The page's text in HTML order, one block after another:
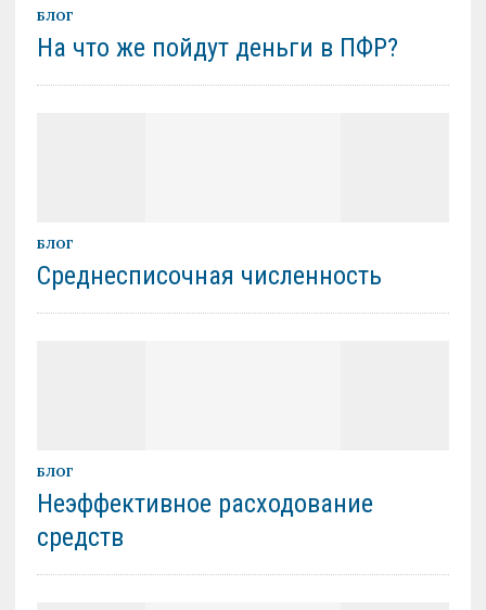
БЛОГ
На что же пойдут деньги в ПФР?
БЛОГ
Среднесписочная численность
БЛОГ
Неэффективное расходование
средств